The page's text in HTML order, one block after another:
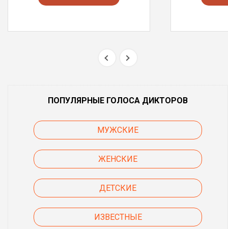
ПОПУЛЯРНЫЕ ГОЛОСА ДИКТОРОВ
МУЖСКИЕ
ЖЕНСКИЕ
ДЕТСКИЕ
ИЗВЕСТНЫЕ